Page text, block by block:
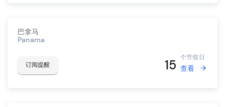
巴拿马
Panama
订阅提醒 15 个节假日
查看